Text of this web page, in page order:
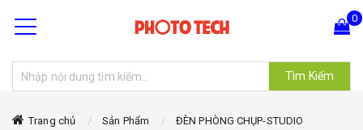
Tìm Kiếm
0
Trang chủ Sản Phẩm ĐÈN PHÒNG CHỤP-STUDIO